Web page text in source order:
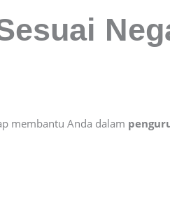
membantu Anda dalam